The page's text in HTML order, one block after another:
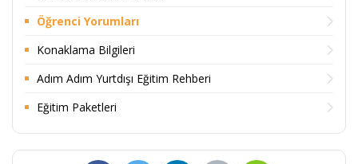
Öğrenci Yorumları
Konaklama Bilgileri
Adım Adım Yurtdışı Eğitim Rehberi
Eğitim Paketleri